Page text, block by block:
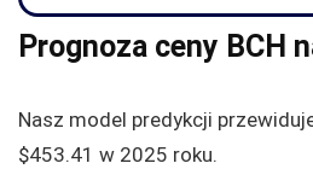
Prognoza ceny BCH
Nasz model predykcji
$453.41 w 2025 roku.